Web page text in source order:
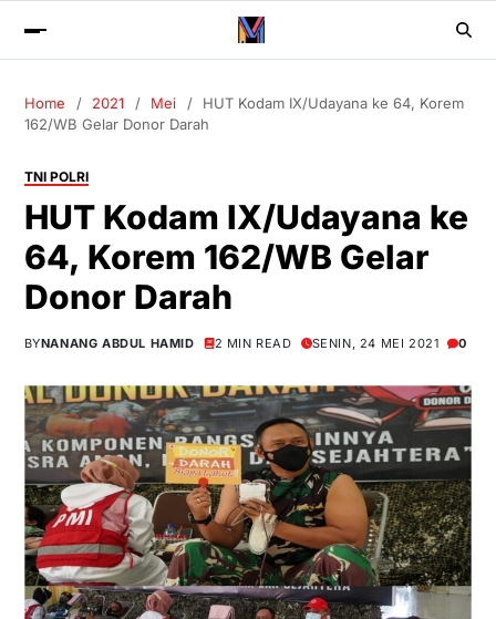
Home 2021 Mei
HUT Kodam IX/Udayana ke 64, Korem
162/WB Gelar Donor Darah
TNI POLRI
HUT Kodam IX/Udayana ke
64, Korem 162/WB Gelar
Donor Darah
BYNANANG ABDUL HAMID 2 MIN READ SENIN, 24 MEI 2021 0